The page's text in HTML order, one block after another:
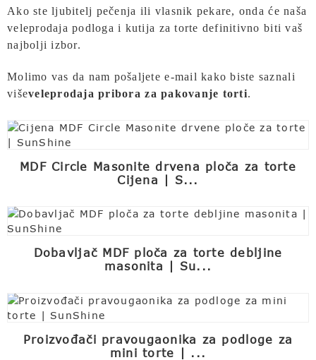
Ako ste ljubitelj pečenja ili vlasnik pekare, onda će naša
veleprodaja podloga i kutija za torte definitivno biti vaš
najbolji izbor.
Molimo vas da nam pošaljete e-mail kako biste saznali
viševeleprodaja pribora za pakovanje torti.
MDF Circle Masonite drvena ploča za torte
Cijena | S...
Dobavljač MDF ploča za torte debljine
masonita | Su...
Proizvođači pravougaonika za podloge za
mini torte | ...